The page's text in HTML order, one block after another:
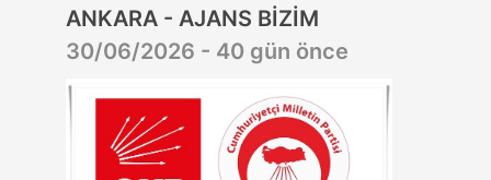
ANKARA - AJANS BİZİM
30/06/2026 - 40 gün önce